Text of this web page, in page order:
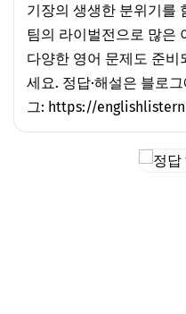
기장의 생생한 분위기를
팀의 라이벌전으로 많은
다양한 영어 문제도 준비
세요. 정답·해설은 블로
그: https://